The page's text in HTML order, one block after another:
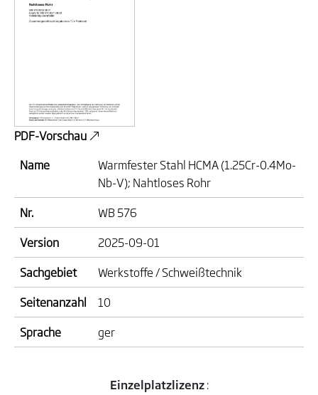
PDF-Vorschau
Name
Warmfester Stahl HCMA (1.25Cr-0.4Mo-
Nb-V); Nahtloses Rohr
Nr.
WB 576
Version
2025-09-01
Sachgebiet
Werkstoffe / Schweißtechnik
Seitenanzahl
10
Sprache
ger
Einzelplatzlizenz: